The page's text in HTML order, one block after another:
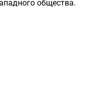
общества.